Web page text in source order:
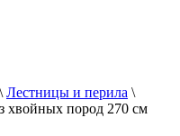
\ Лестницы и перила \
хвойных пород 270 см